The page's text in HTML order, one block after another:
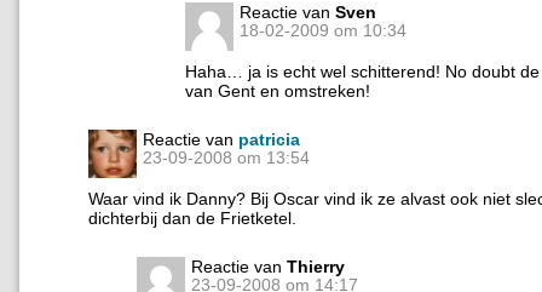
Reactie van Sven
18-02-2009 om 10:34
Haha… ja is echt wel schitterend! No doubt
van Gent en omstreken!
Reactie van patricia
23-09-2008 om 13:54
Waar vind ik Danny? Bij Oscar vind ik ze alvast ook niet
dichterbij dan de Frietketel.
Reactie van Thierry
23-09-2008 om 14:17